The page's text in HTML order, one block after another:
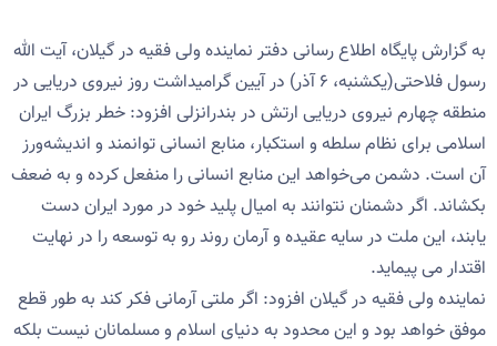
به گزارش پایگاه اطلاع رسانی دفتر نماینده ولی فقیه در گیلان، آیت الله
رسول فلاحتی(یکشنبه، ۶ آذر) در آیین گرامیداشت روز نیروی دریایی در
منطقه چهارم نیروی دریایی ارتش در بندرانزلی افزود: خطر بزرگ ایران
اسلامی برای نظام سلطه و استکبار، منابع انسانی توانمند و اندیشه‌ورز
آن است. دشمن می‌خواهد این منابع انسانی را منفعل کرده و به ضعف
بکشاند. اگر دشمنان نتوانند به امیال پلید خود در مورد ایران دست
یابند، این ملت در سایه عقیده و آرمان روند رو به توسعه را در نهایت
اقتدار می پیماید.
نماینده ولی فقیه در گیلان افزود: اگر ملتی آرمانی فکر کند به طور قطع
موفق خواهد بود و این محدود به دنیای اسلام و مسلمانان نیست بلکه